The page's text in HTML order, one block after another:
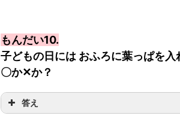
もんだい10.
子どもの日には おふろに葉っぱを入
〇か✕か？
答え